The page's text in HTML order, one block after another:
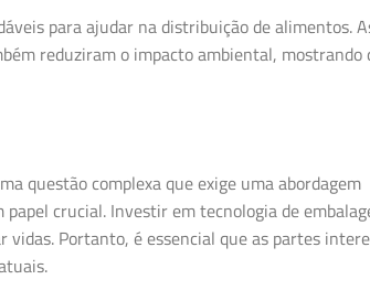
para ajudar na distribuição de alimentos.
reduziram o impacto ambiental, mostrando
questão complexa que exige uma abordagem
crucial. Investir em tecnologia de
Portanto, é essencial que as partes